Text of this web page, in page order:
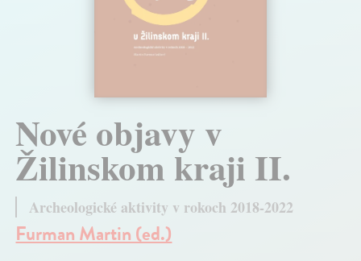
Nové objavy v
Žilinskom kraji II.
Archeologické aktivity v rokoch 2018-2022
Furman Martin (ed.)